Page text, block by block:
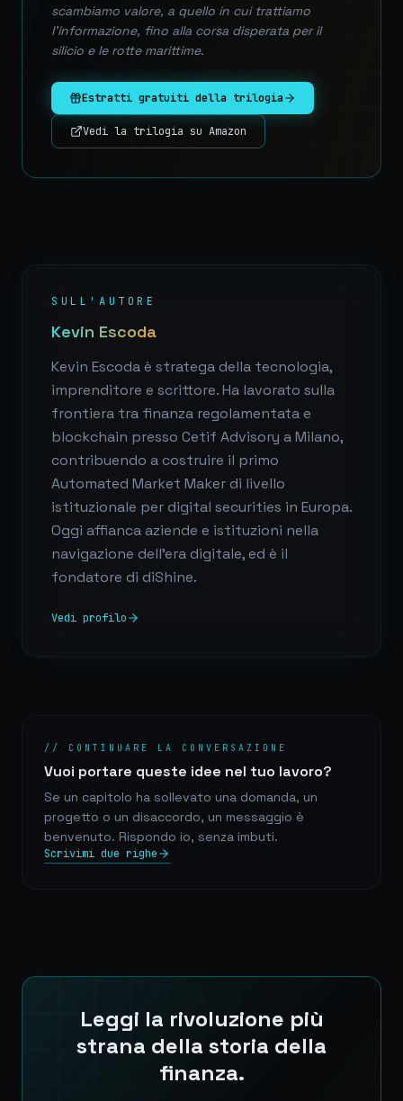
scambiamo valore, a quello in cui trattiamo
l'informazione, fino alla corsa disperata per il
silicio e le rotte marittime.
Estratti gratuiti della trilogia
Vedi la trilogia su Amazon
SULL'AUTORE
Kevin Escoda
Kevin Escoda è stratega della tecnologia,
imprenditore e scrittore. Ha lavorato sulla
frontiera tra finanza regolamentata e
blockchain presso Cetif Advisory a Milano,
contribuendo a costruire il primo
Automated Market Maker di livello
istituzionale per digital securities in Europa.
Oggi affianca aziende e istituzioni nella
navigazione dell'era digitale, ed è il
fondatore di diShine.
Vedi profilo
// CONTINUARE LA CONVERSAZIONE
Vuoi portare queste idee nel tuo lavoro?
Se un capitolo ha sollevato una domanda, un
progetto o un disaccordo, un messaggio è
benvenuto. Rispondo io, senza imbuti.
Scrivimi due righe
Leggi la rivoluzione più
strana della storia della
finanza.